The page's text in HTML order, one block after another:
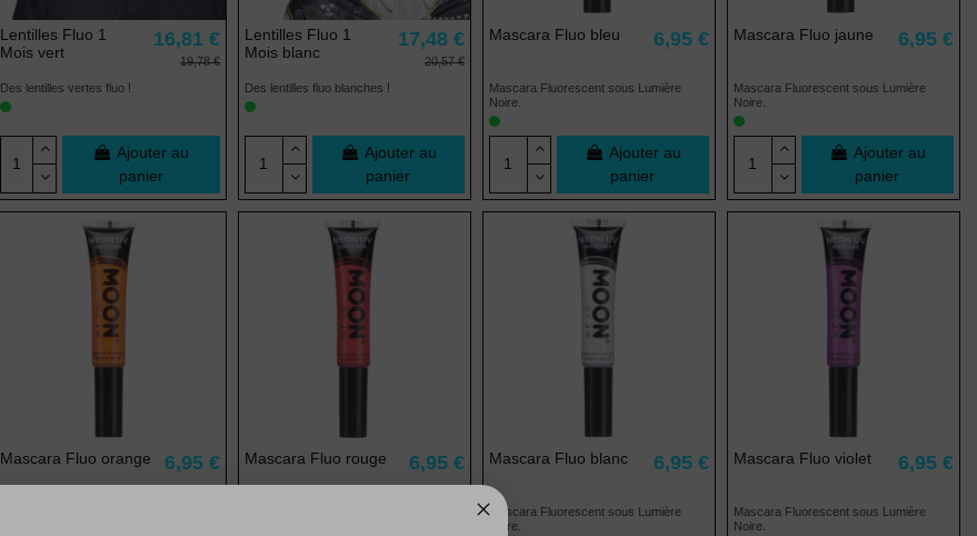
Lentilles Fluo 1
Mois vert
16,81 €
19,78 €
Des lentilles vertes fluo !
Ajouter au
panier
Lentilles Fluo 1
Mois blanc
17,48 €
20,57 €
Des lentilles fluo blanches !
Ajouter au
panier
Mascara Fluo bleu 6,95 €
Mascara Fluorescent sous Lumière
Noire.
Ajouter au
panier
Mascara Fluo jaune 6,95 €
Mascara Fluorescent sous Lumière
Noire.
Ajouter au
panier
Mascara Fluo orange 6,95 € Mascara Fluo rouge 6,95 € Mascara Fluo blanc 6,95 €
Mascara Fluorescent sous Lumière
Noire.
Mascara Fluo violet 6,95 €
Mascara Fluorescent sous Lumière
Noire.